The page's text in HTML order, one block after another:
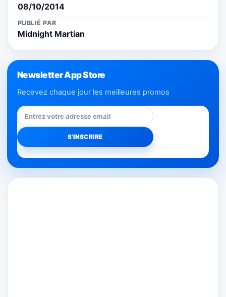
08/10/2014
PUBLIÉ PAR
Midnight Martian
Newsletter App Store
Recevez chaque jour les meilleures promos